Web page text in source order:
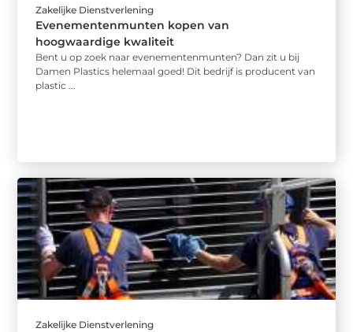
Zakelijke Dienstverlening
Evenementenmunten kopen van
hoogwaardige kwaliteit
Bent u op zoek naar evenementenmunten? Dan zit u bij
Damen Plastics helemaal goed! Dit bedrijf is producent van
plastic ...
Zakelijke Dienstverlening